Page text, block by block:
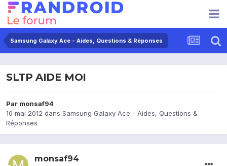
Samsung Galaxy Ace - Aides, Questions & Réponses
SLTP AIDE MOI
Par monsaf94
10 mai 2012 dans Samsung Galaxy Ace - Aides, Questions &
Réponses
monsaf94